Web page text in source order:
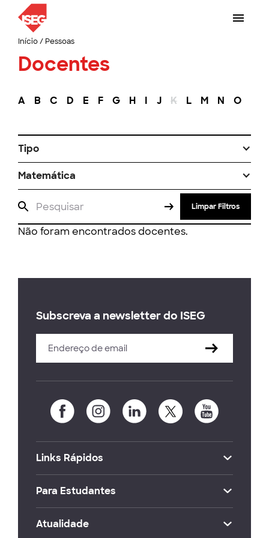
Início/ Pessoas
Docentes
A B C D E F G H I J K L M N O
Tipo
Matemática
Limpar Filtros
Não foram encontrados docentes.
Subscreva a newsletter do ISEG
Links Rápidos
Para Estudantes
Atualidade